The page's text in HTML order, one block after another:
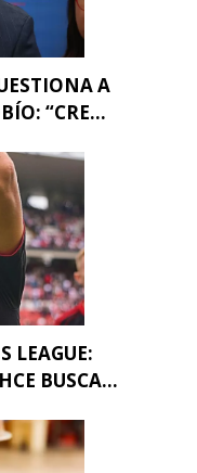
A
“CRE...
LEAGUE:
BUSCA...